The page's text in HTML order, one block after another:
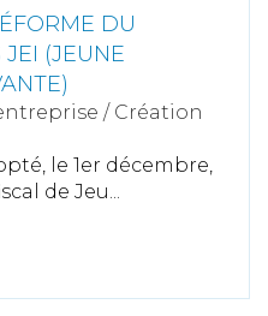
DU
JEI (JEUNE
/ Création
le 1er décembre,
de Jeu...